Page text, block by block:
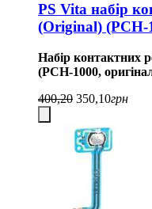
PS Vita набір
(Original) (PCH-
Набір контактних
(PCH‑1000,
400,20 350,10грн